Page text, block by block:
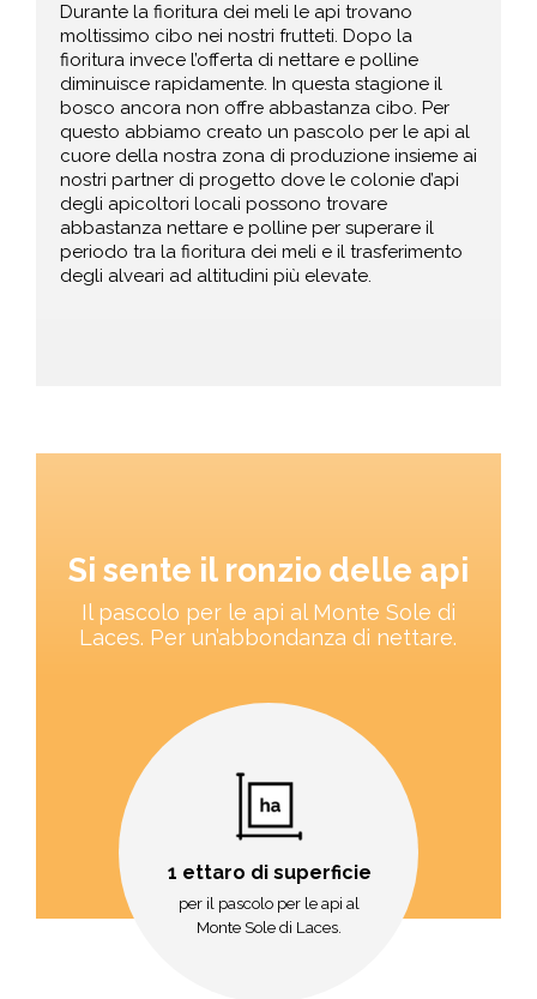
Durante la fioritura dei meli le api trovano
moltissimo cibo nei nostri frutteti. Dopo la
fioritura invece l’offerta di nettare e polline
diminuisce rapidamente. In questa stagione il
bosco ancora non offre abbastanza cibo. Per
questo abbiamo creato un pascolo per le api al
cuore della nostra zona di produzione insieme ai
nostri partner di progetto dove le colonie d’api
degli apicoltori locali possono trovare
abbastanza nettare e polline per superare il
periodo tra la fioritura dei meli e il trasferimento
degli alveari ad altitudini più elevate.
Si sente il ronzio delle api
Il pascolo per le api al Monte Sole di
Laces. Per un’abbondanza di nettare.
1 ettaro di superficie
per il pascolo per le api al
Monte Sole di Laces.